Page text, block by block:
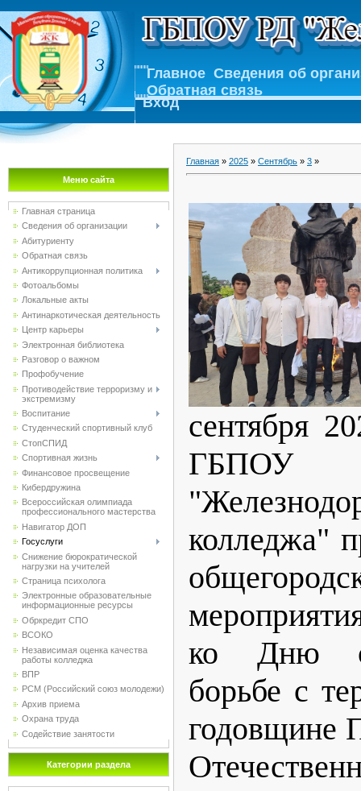
Главное Сведения об
Обратная связь
Вход
Меню сайта
Главная страница
Сведения об организации
Абитуриенту
Обратная связь
Антикоррупционная политика
Фотоальбомы
Локальные акты
Антинаркотическая деятельность
Центр карьеры
Электронная библиотека
Разговор о важном
Профобучение
Противодействие терроризму и
экстремизму
Воспитание
Студенческий спортивный клуб
CтопСПИД
Спортивная жизнь
Финансовое просвещение
Кибердружина
Всероссийская олимпиада
профессионального мастерства
Навигатор ДОП
Госуслуги
Снижение бюрократической
нагрузки на учителей
Страница психолога
Электронные образовательные
информационные ресурсы
Обркредит СПО
ВСОКО
Независимая оценка качества
работы колледжа
ВПР
РСМ (Российский союз молодежи)
Архив приема
Охрана труда
Содействие занятости
Категории раздела
Главная » 2025 » Сентябрь » 3 »
сентября
колледжа"
ко Дню
борьбе с
годовщине